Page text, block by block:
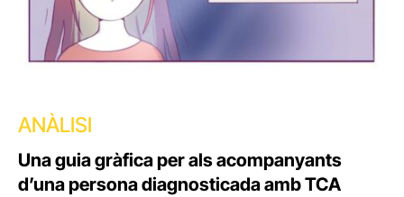
ANÀLISI
Una guia gràfica per als acompanyants
d’una persona diagnosticada amb TCA